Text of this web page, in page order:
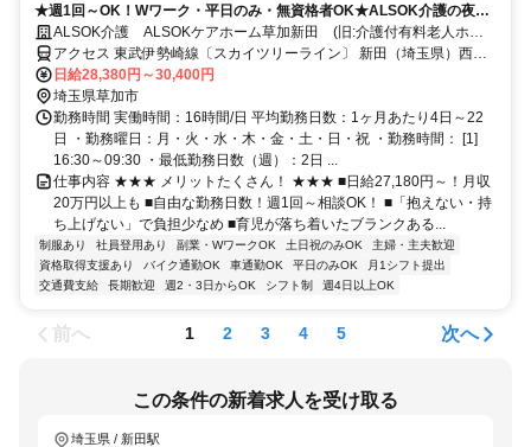
★週1回～OK！Wワーク・平日のみ・無資格者OK★ALSOK介護の夜勤
介護スタッフ
ALSOK介護 ALSOKケアホーム草加新田 (旧:介護付有料老人ホー
ムアミカの郷草加)
アクセス 東武伊勢崎線〔スカイツリーライン〕 新田（埼玉県）西口
徒歩約13分
日給28,380円～30,400円
埼玉県草加市
勤務時間 実働時間：16時間/日 平均勤務日数：1ヶ月あたり4日～22
日 ・勤務曜日：月・火・水・木・金・土・日・祝 ・勤務時間： [1]
16:30～09:30 ・最低勤務日数（週）：2日 ...
仕事内容 ★★★ メリットたくさん！ ★★★ ■日給27,180円～！月収
20万円以上も ■自由な勤務日数！週1回～相談OK！ ■「抱えない・持
ち上げない」で負担少なめ ■育児が落ち着いたブランクある...
制服あり 社員登用あり 副業・WワークOK 土日祝のみOK
主婦・主夫歓迎
資格取得支援あり
バイク通勤OK 車通勤OK 平日のみOK
月1シフト提出
交通費支給
長期歓迎 週2・3日からOK シフト制 週4日以上OK
前へ 1 2 3 4 5 次へ
この条件の新着求人を受け取る
埼玉県 / 新田駅